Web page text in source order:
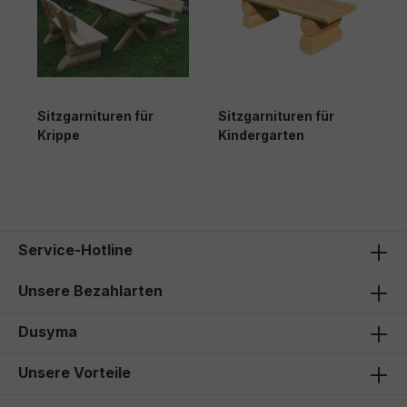
Sitzgarnituren für
Krippe
Sitzgarnituren für
Kindergarten
Service-Hotline
Unsere Bezahlarten
Dusyma
Unsere Vorteile